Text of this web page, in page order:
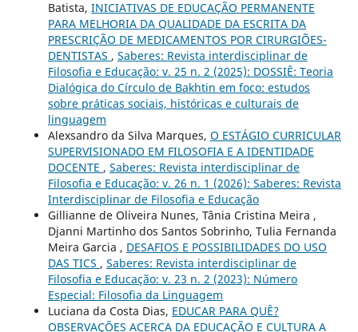
Batista, INICIATIVAS DE EDUCAÇÃO PERMANENTE
PARA MELHORIA DA QUALIDADE DA ESCRITA DA
PRESCRIÇÃO DE MEDICAMENTOS POR CIRURGIÕES-
DENTISTAS , Saberes: Revista interdisciplinar de
Filosofia e Educação: v. 25 n. 2 (2025): DOSSIÊ: Teoria
Dialógica do Círculo de Bakhtin em foco: estudos
sobre práticas sociais, históricas e culturais de
linguagem
Alexsandro da Silva Marques, O ESTÁGIO CURRICULAR
SUPERVISIONADO EM FILOSOFIA E A IDENTIDADE
DOCENTE , Saberes: Revista interdisciplinar de
Filosofia e Educação: v. 26 n. 1 (2026): Saberes: Revista
Interdisciplinar de Filosofia e Educação
Gillianne de Oliveira Nunes, Tânia Cristina Meira ,
Djanni Martinho dos Santos Sobrinho, Tulia Fernanda
Meira Garcia , DESAFIOS E POSSIBILIDADES DO USO
DAS TICS , Saberes: Revista interdisciplinar de
Filosofia e Educação: v. 23 n. 2 (2023): Número
Especial: Filosofia da Linguagem
Luciana da Costa Dias, EDUCAR PARA QUÊ?
OBSERVAÇÕES ACERCA DA EDUCAÇÃO E CULTURA A